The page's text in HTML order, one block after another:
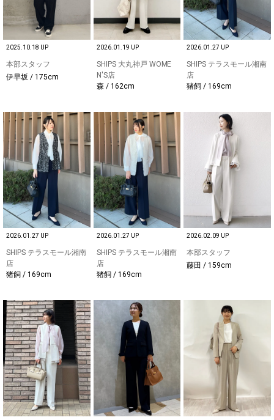
2025.10.18 UP
本部スタッフ
伊早坂 / 175cm
2026.01.19 UP
SHIPS 大丸神戸 WOME
N'S店
森 / 162cm
2026.01.27 UP
SHIPS テラスモール湘南
店
猪飼 / 169cm
2026.01.27 UP
SHIPS テラスモール湘南
店
猪飼 / 169cm
2026.01.27 UP
SHIPS テラスモール湘南
店
猪飼 / 169cm
2026.02.09 UP
本部スタッフ
藤田 / 159cm